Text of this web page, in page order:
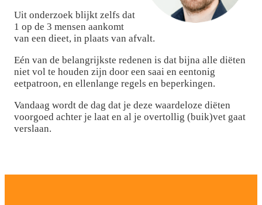
Uit onderzoek blijkt zelfs dat
1 op de 3 mensen aankomt
van een dieet, in plaats van afvalt.
Eén van de belangrijkste redenen is dat bijna alle diëten
niet vol te houden zijn door een saai en eentonig
eetpatroon, en ellenlange regels en beperkingen.
Vandaag wordt de dag dat je deze waardeloze diëten
voorgoed achter je laat en al je overtollig (buik)vet gaat
verslaan.